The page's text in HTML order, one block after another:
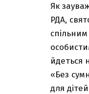
Як
РДА,
йдеться
«Без
для